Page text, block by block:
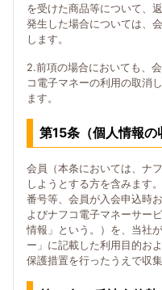
を受けた商品等について、
発生した場合については、
します。
2.前項の場合においても、
コ電子マネーの利用の取消
ます。
第15条（個人情報の
会員（本条においては、ナ
しようとする方を含みます
番号等、会員が入会申込時
よびナフコ電子マネーサー
情報」という。）を、当社
ー」に記載した利用目的お
保護措置を行ったうえで収